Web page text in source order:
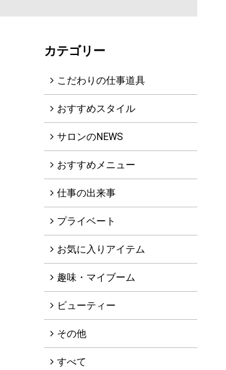
フレンドシップ
お問い合わせ
カテゴリー
こだわりの仕事道具
おすすめスタイル
サロンのNEWS
おすすめメニュー
仕事の出来事
プライベート
お気に入りアイテム
趣味・マイブーム
ビューティー
その他
すべて